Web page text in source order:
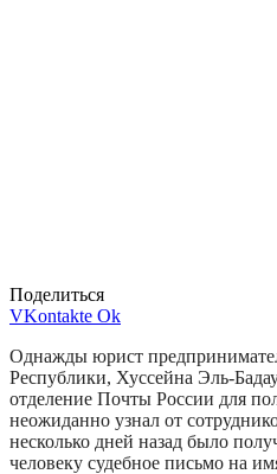
Поделиться
VKontakte Ok
Однажды юрист
Республики, Хуссейна Эль-
отделение Почты России для
неожиданно узнал от
несколько дней назад было
человеку судебное письмо на